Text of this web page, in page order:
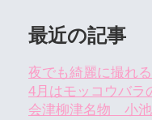
最近の記事
夜でも綺麗に撮れ
4月はモッコウバラ
会津柳津名物 小池